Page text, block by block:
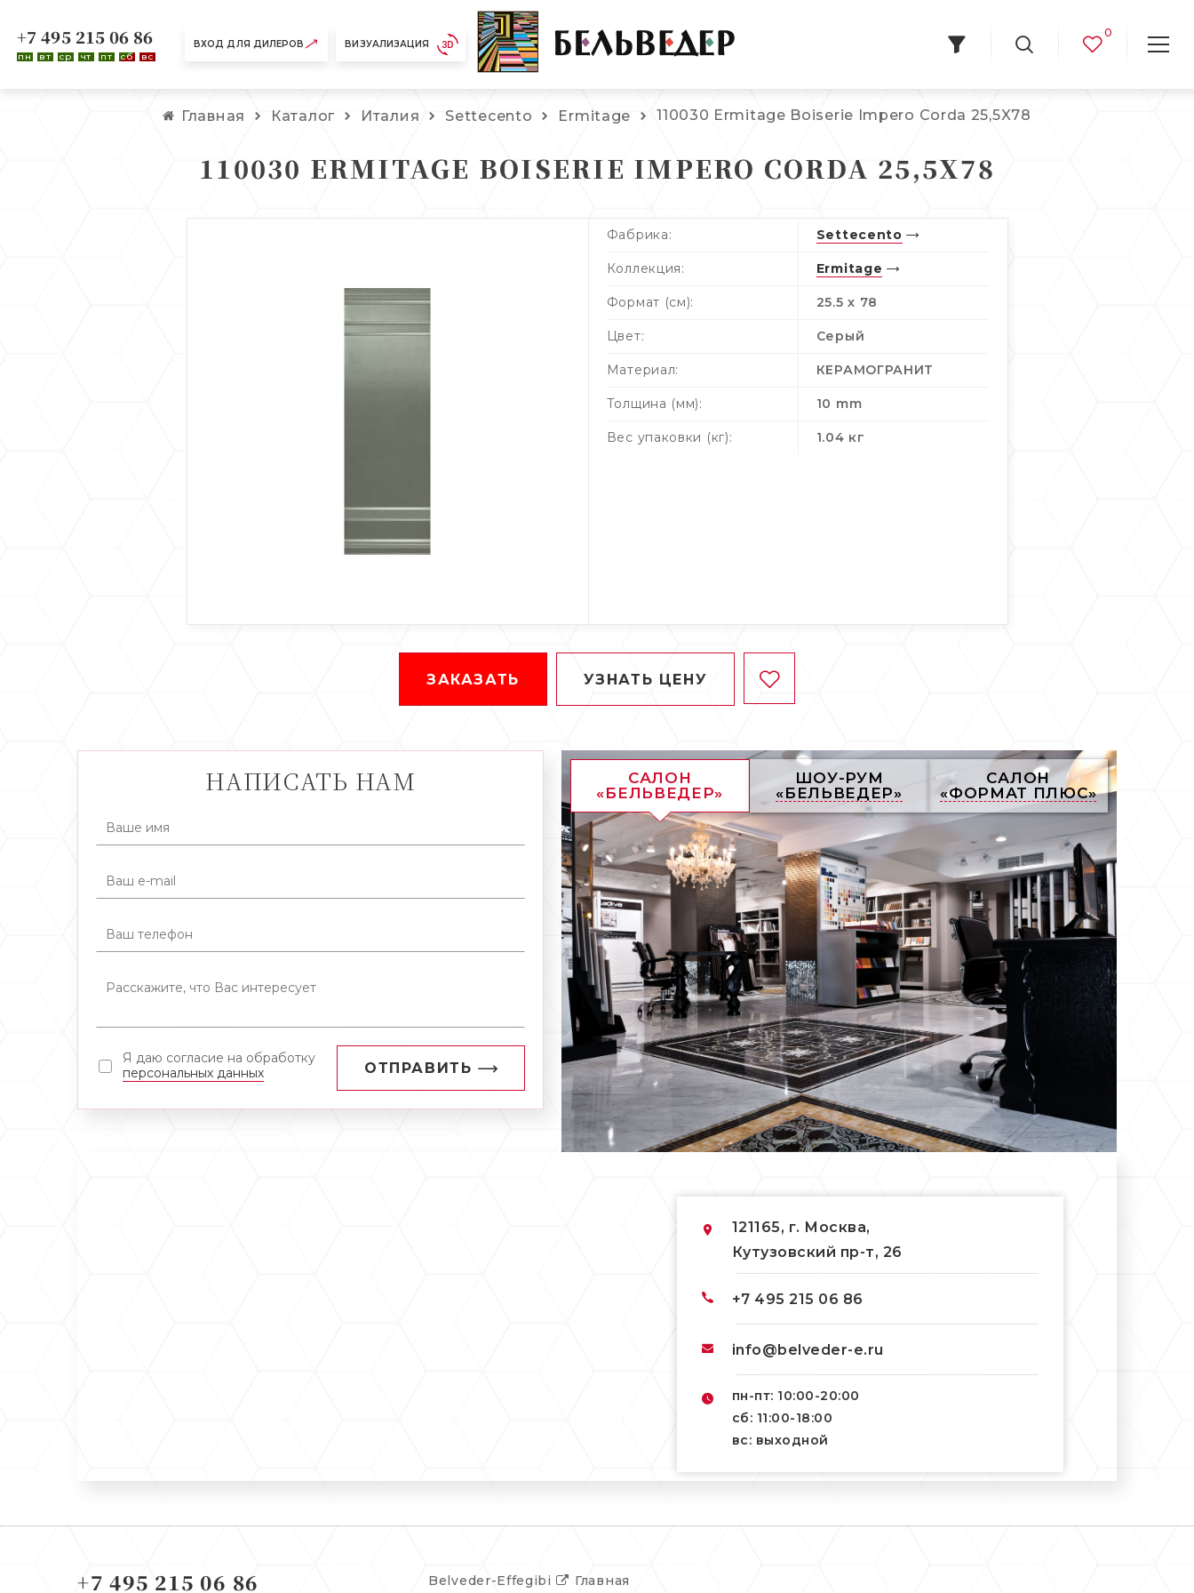
ВХОД ДЛЯ ДИЛЕРОВ ВИЗУАЛИЗАЦИЯ
+7 495 215 06 86
пн вт ср чт пт сб вс
0
Главная Каталог Италия Settecento Ermitage 110030 Ermitage Boiserie Impero Corda 25,5X78
110030 ERMITAGE BOISERIE IMPERO CORDA 25,5X78
Фабрика: Settecento
Коллекция: Ermitage
Формат (см): 25.5 x 78
Цвет: Серый
Материал: КЕРАМОГРАНИТ
Толщина (мм): 10 mm
Вес упаковки (кг): 1.04 кг
ЗАКАЗАТЬ УЗНАТЬ ЦЕНУ
НАПИСАТЬ НАМ
Я даю согласие на обработку
персональных данных
ОТПРАВИТЬ
САЛОН
«БЕЛЬВЕДЕР»
ШОУ-РУМ
«БЕЛЬВЕДЕР»
САЛОН
«ФОРМАТ ПЛЮС»
121165, г. Москва,
Кутузовский пр-т, 26
+7 495 215 06 86
info@belveder-e.ru
пн-пт: 10:00-20:00
сб: 11:00-18:00
вс: выходной
+7 495 215 06 86 Главная
Belveder-Effegibi